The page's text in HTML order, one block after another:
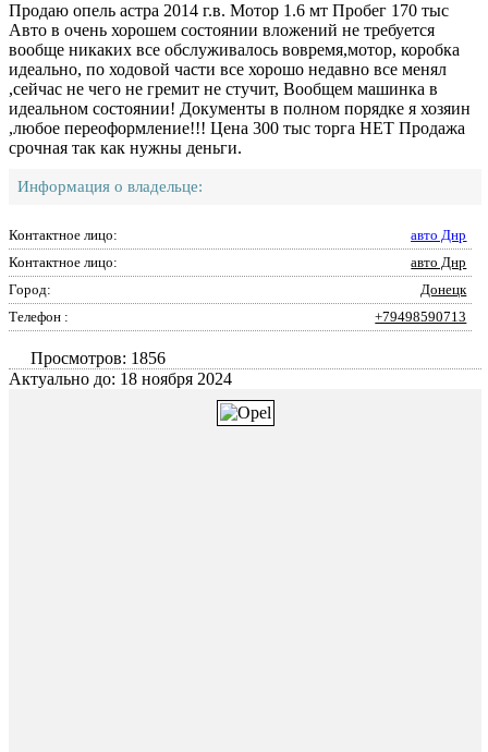
Продаю опель астра 2014 г.в. Мотор 1.6 мт Пробег 170 тыс
Авто в очень хорошем состоянии вложений не требуется
вообще никаких все обслуживалось вовремя,мотор, коробка
идеально, по ходовой части все хорошо недавно все менял
,сейчас не чего не гремит не стучит, Вообщем машинка в
идеальном состоянии! Документы в полном порядке я хозяин
,любое переоформление!!! Цена 300 тыс торга НЕТ Продажа
срочная так как нужны деньги.
Информация о владельце:
Контактное лицо:
авто Днр
Контактное лицо:
авто Днр
Город:
Донецк
Телефон :
+79498590713
Просмотров: 1856
Актуально до: 18 ноября 2024